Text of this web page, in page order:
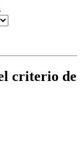
criterio de